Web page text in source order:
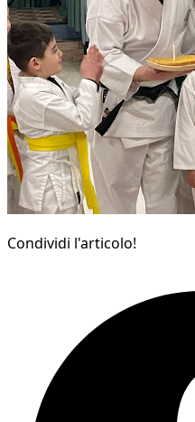
Condividi l'articolo!